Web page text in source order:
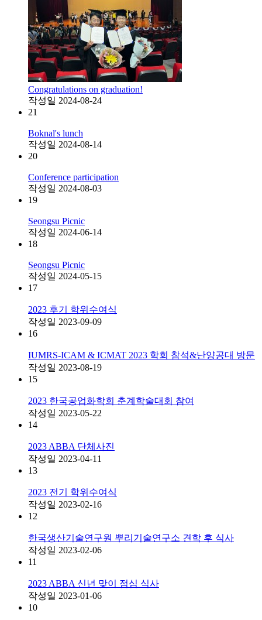
Congratulations on graduation!
작성일 2024-08-24
21
Boknal's lunch
작성일 2024-08-14
20
Conference participation
작성일 2024-08-03
19
Seongsu Picnic
작성일 2024-06-14
18
Seongsu Picnic
작성일 2024-05-15
17
2023 후기 학위수여식
작성일 2023-09-09
16
IUMRS-ICAM & ICMAT 2023 학회 참석&난양공대 방문
작성일 2023-08-19
15
2023 한국공업화학회 춘계학술대회 참여
작성일 2023-05-22
14
2023 ABBA 단체사진
작성일 2023-04-11
13
2023 전기 학위수여식
작성일 2023-02-16
12
한국생산기술연구원 뿌리기술연구소 견학 후 식사
작성일 2023-02-06
11
2023 ABBA 신년 맞이 점심 식사
작성일 2023-01-06
10